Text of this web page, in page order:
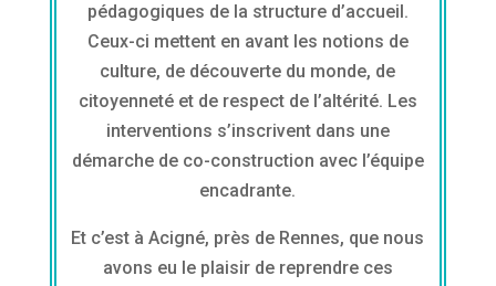
pédagogiques de la structure d’accueil.
Ceux-ci mettent en avant les notions de
culture, de découverte du monde, de
citoyenneté et de respect de l’altérité. Les
interventions s’inscrivent dans une
démarche de co-construction avec l’équipe
encadrante.
Et c’est à Acigné, près de Rennes, que nous
avons eu le plaisir de reprendre ces